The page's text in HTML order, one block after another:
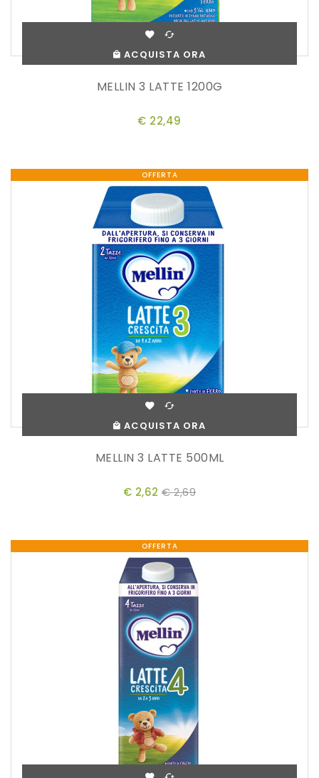
ACQUISTA ORA
MELLIN 3 LATTE 1200G
€ 22,49
OFFERTA
ACQUISTA ORA
MELLIN 3 LATTE 500ML
€ 2,62 € 2,69
OFFERTA